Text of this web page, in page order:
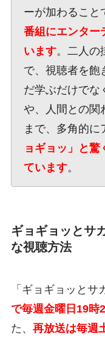
ーが加わること
番組にエンター
います。二人の
で、視聴者を飽
だ学ぶだけでな
や、人間との関
まで、多角的に
ョギョッ」と
ています。
ギョギョッとサ
な視聴方法
「ギョギョッとサ
で毎週金曜日19時
た、 再放送は毎週